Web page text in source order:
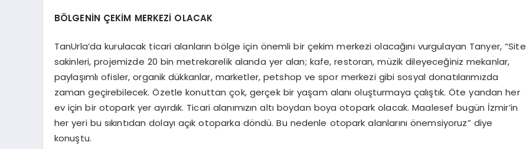
BÖLGENİN ÇEKİM MERKEZİ OLACAK
TanUrla’da kurulacak ticari alanların bölge için önemli bir çekim merkezi olacağını vurgulayan Tanyer, “Site
sakinleri, projemizde 20 bin metrekarelik alanda yer alan; kafe, restoran, müzik dileyeceğiniz mekanlar,
paylaşımlı ofisler, organik dükkanlar, marketler, petshop ve spor merkezi gibi sosyal donatılarımızda
zaman geçirebilecek. Özetle konuttan çok, gerçek bir yaşam alanı oluşturmaya çalıştık. Öte yandan her
ev için bir otopark yer ayırdık. Ticari alanımızın altı boydan boya otopark olacak. Maalesef bugün İzmir’in
her yeri bu sıkıntıdan dolayı açık otoparka döndü. Bu nedenle otopark alanlarını önemsiyoruz” diye
konuştu.